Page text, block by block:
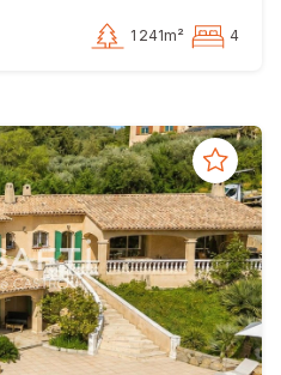
1 241m² 4